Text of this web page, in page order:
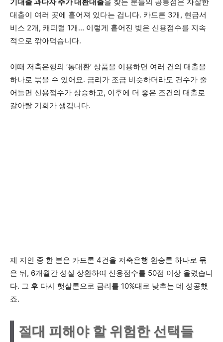
대출이 여러 곳에 흩어져 있다는 겁니다. 카드론 3개, 현금서
비스 2개, 캐피털 1개… 이렇게 흩어진 빚은 신용점수를 지속
적으로 깎아먹습니다.
이때 저축은행의 ‘통대환’ 상품을 이용하면 여러 건의 대출을
하나로 묶을 수 있어요. 금리가 조금 비슷하더라도 건수가 줄
어들면 신용점수가 상승하고, 이후에 더 좋은 조건의 대출로
갈아탈 기회가 생깁니다.
제 지인 중 한 분은 카드론 4건을 저축은행 환승론 하나로 묶
은 뒤, 6개월간 성실 상환하여 신용점수를 50점 이상 올렸습니
다. 그 후 다시 햇살론으로 금리를 10%대로 낮추는 데 성공했
죠.
절대 피해야 할 위험한 선택들